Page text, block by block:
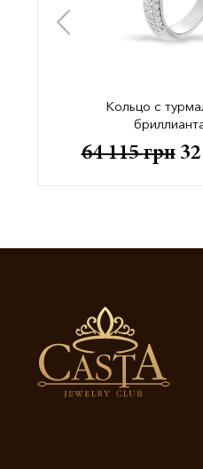
Кольцо с
64 115грн